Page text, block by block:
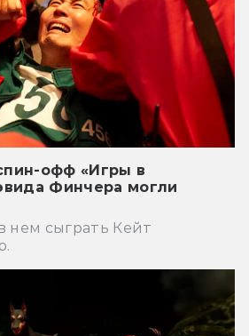
офф «Игры в
Финчера могли
нем сыграть Кейт